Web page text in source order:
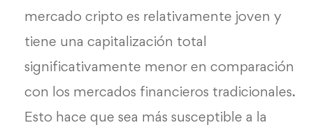
mercado cripto es relativamente joven y
tiene una capitalización total
significativamente menor en comparación
con los mercados financieros tradicionales.
Esto hace que sea más susceptible a la